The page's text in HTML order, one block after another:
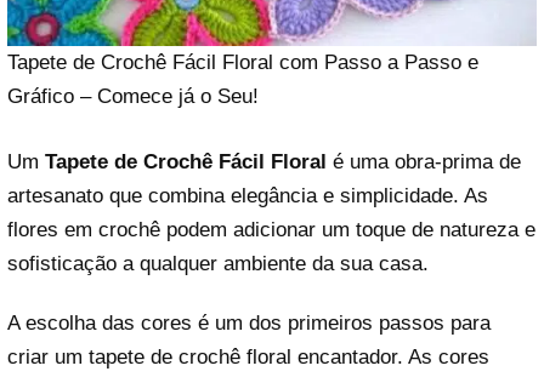
Tapete de Crochê Fácil Floral com Passo a Passo e
Gráfico – Comece já o Seu!
Um Tapete de Crochê Fácil Floral é uma obra-prima de
artesanato que combina elegância e simplicidade. As
flores em crochê podem adicionar um toque de natureza e
sofisticação a qualquer ambiente da sua casa.
A escolha das cores é um dos primeiros passos para
criar um tapete de crochê floral encantador. As cores